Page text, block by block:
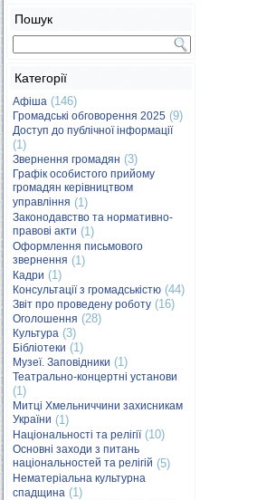
Пошук
Категорії
Афіша (146)
Громадські обговорення 2025 (9)
Доступ до публічної інформації
(1)
Звернення громадян (3)
Графік особистого прийому
громадян керівництвом
управління (1)
Законодавство та нормативно-
правові акти (1)
Оформлення письмового
звернення (1)
Кадри (1)
Консультації з громадськістю (44)
Звіт про проведену роботу (16)
Оголошення (28)
Культура (3)
Бібліотеки (1)
Музеї. Заповідники (1)
Театрально-концертні установи
(1)
Митці Хмельниччини захисникам
України (1)
Національності та релігії(10)
Основні заходи з питань
національностей та релігій (5)
Нематеріальна культурна
спадщина (1)